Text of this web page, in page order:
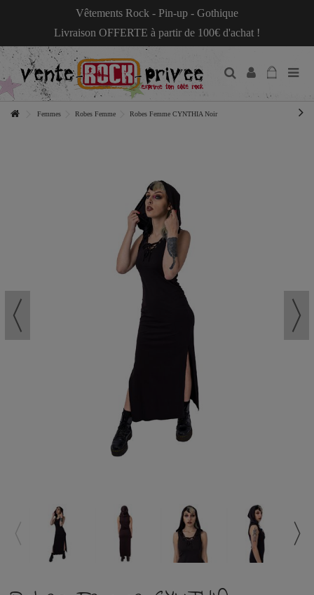
Vêtements Rock - Pin-up - Gothique
Livraison OFFERTE à partir de 100€ d'achat !
Femmes Robes Femme Robes Femme CYNTHIA Noir